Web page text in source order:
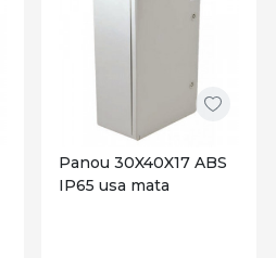
Panou 30X40X17 ABS
IP65 usa mata